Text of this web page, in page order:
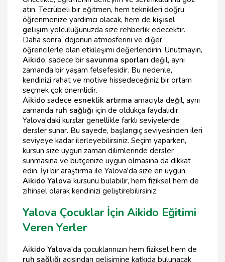
atın. Tecrübeli bir eğitmen, hem teknikleri doğru
öğrenmenize yardımcı olacak, hem de kişisel
gelişim yolculuğunuzda size rehberlik edecektir.
Daha sonra, dojonun atmosferini ve diğer
öğrencilerle olan etkileşimi değerlendirin. Unutmayın,
Aikido, sadece bir savunma sporları değil, aynı
zamanda bir yaşam felsefesidir. Bu nedenle,
kendinizi rahat ve motive hissedeceğiniz bir ortam
seçmek çok önemlidir.
Aikido sadece esneklik artırma amacıyla değil, aynı
zamanda ruh sağlığı için de oldukça faydalıdır.
Yalova'daki kurslar genellikle farklı seviyelerde
dersler sunar. Bu sayede, başlangıç seviyesinden ileri
seviyeye kadar ilerleyebilirsiniz. Seçim yaparken,
kursun size uygun zaman dilimlerinde dersler
sunmasına ve bütçenize uygun olmasına da dikkat
edin. İyi bir araştırma ile Yalova'da size en uygun
Aikido Yalova kursunu bulabilir, hem fiziksel hem de
zihinsel olarak kendinizi geliştirebilirsiniz.
Yalova Çocuklar İçin Aikido Eğitimi
Veren Yerler
Aikido Yalova'da çocuklarınızın hem fiziksel hem de
ruh sağlığı açısından gelişimine katkıda bulunacak